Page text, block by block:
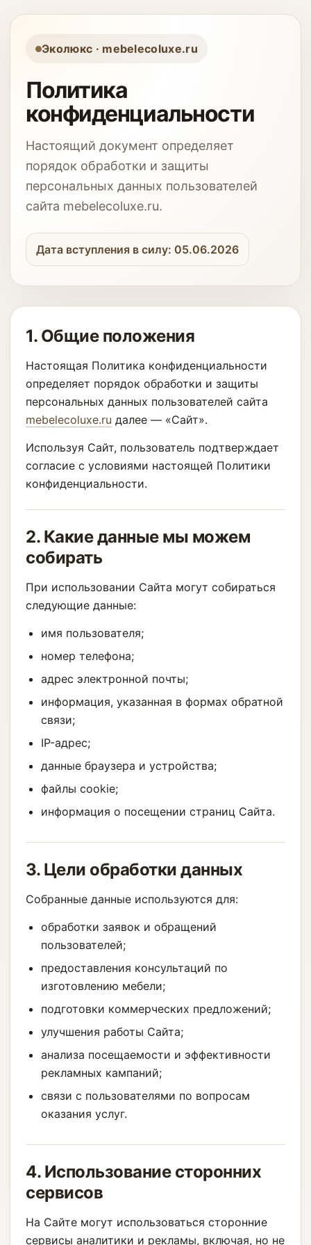
Эколюкс · mebelecoluxe.ru
Политика
конфиденциальности
Настоящий документ определяет
порядок обработки и защиты
персональных данных пользователей
сайта mebelecoluxe.ru.
Дата вступления в силу: 05.06.2026
1. Общие положения
Настоящая Политика конфиденциальности
определяет порядок обработки и защиты
персональных данных пользователей сайта
mebelecoluxe.ru далее — «Сайт».
Используя Сайт, пользователь подтверждает
согласие с условиями настоящей Политики
конфиденциальности.
2. Какие данные мы можем
собирать
При использовании Сайта могут собираться
следующие данные:
имя пользователя;
номер телефона;
адрес электронной почты;
информация, указанная в формах обратной
связи;
IP-адрес;
данные браузера и устройства;
файлы cookie;
информация о посещении страниц Сайта.
3. Цели обработки данных
Собранные данные используются для:
обработки заявок и обращений
пользователей;
предоставления консультаций по
изготовлению мебели;
подготовки коммерческих предложений;
улучшения работы Сайта;
анализа посещаемости и эффективности
рекламных кампаний;
связи с пользователями по вопросам
оказания услуг.
4. Использование сторонних
сервисов
На Сайте могут использоваться сторонние
сервисы аналитики и рекламы, включая, но не